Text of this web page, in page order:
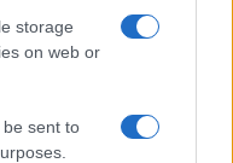
storage
on web or
sent to